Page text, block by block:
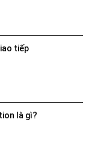
tiếp
là gì?